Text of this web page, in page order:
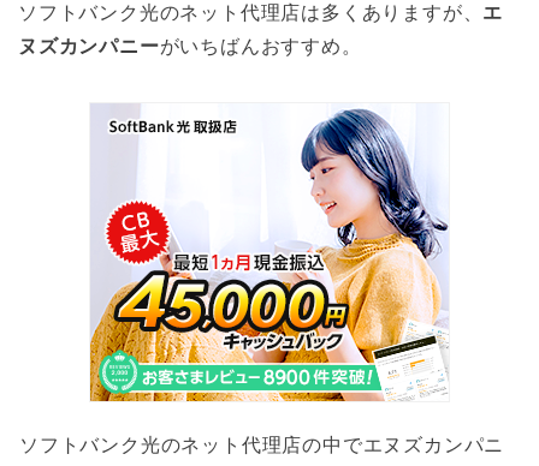
ソフトバンク光のネット代理店は多くありますが、 エ
ヌズカンパニーがいちばんおすすめ。
ソフトバンク光のネット代理店の中でエヌズカンパニ